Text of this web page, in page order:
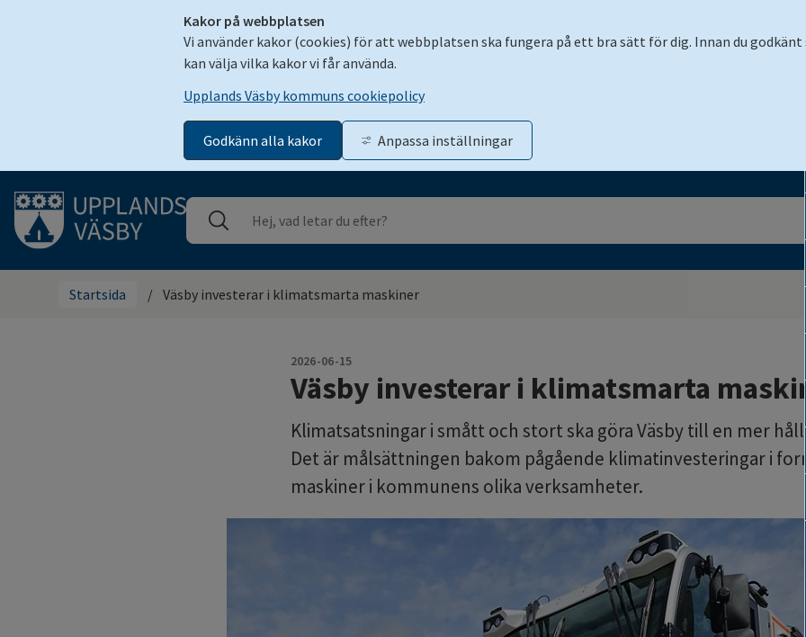
Kakor på webbplatsen
Vi använder kakor (cookies) för att webbplatsen ska fungera på ett bra sätt för dig. Innan du godkänt
kan välja vilka kakor vi får använda.
Upplands Väsby kommuns cookiepolicy
Godkänn alla kakor Anpassa inställningar
Gå till innehåll
Sök
Startsida
/ Väsby investerar i klimatsmarta maskiner
2026-06-15
Väsby investerar i klimatsmarta
Klimatsatsningar i smått och stort ska göra Väsby till en mer
Det är målsättningen bakom pågående klimatinvesteringar i
maskiner i kommunens olika verksamheter.